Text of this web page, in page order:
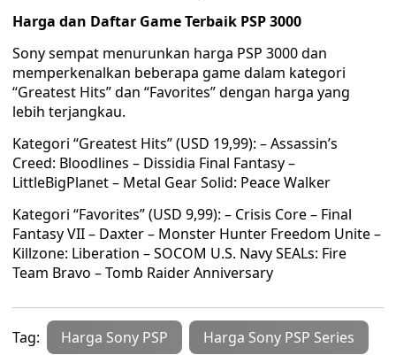
Harga dan Daftar Game Terbaik PSP 3000
Sony sempat menurunkan harga PSP 3000 dan
memperkenalkan beberapa game dalam kategori
“Greatest Hits” dan “Favorites” dengan harga yang
lebih terjangkau.
Kategori “Greatest Hits” (USD 19,99): – Assassin’s
Creed: Bloodlines – Dissidia Final Fantasy –
LittleBigPlanet – Metal Gear Solid: Peace Walker
Kategori “Favorites” (USD 9,99): – Crisis Core – Final
Fantasy VII – Daxter – Monster Hunter Freedom Unite –
Killzone: Liberation – SOCOM U.S. Navy SEALs: Fire
Team Bravo – Tomb Raider Anniversary
Tag: Harga Sony PSP Harga Sony PSP Series